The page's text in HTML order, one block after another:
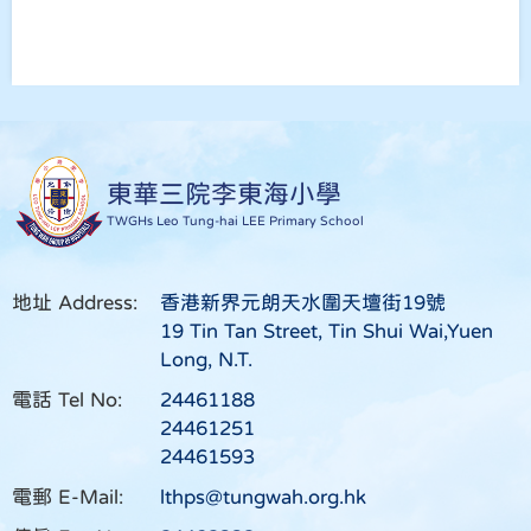
東華三院李東海小學
TWGHs Leo Tung-hai LEE Primary School
地址 Address:
香港新界元朗天水圍天壇街19號
19 Tin Tan Street, Tin Shui Wai,Yuen
Long, N.T.
電話 Tel No:
24461188
24461251
24461593
電郵 E-Mail:
lthps@tungwah.org.hk